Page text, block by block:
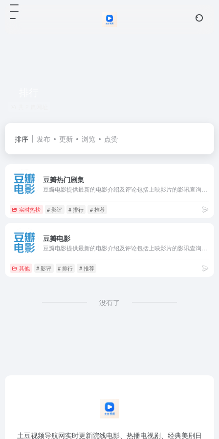
排序 发布 更新 浏览 点赞
豆瓣热门剧集
实时热榜 # 影评 # 排行 # 推荐
豆瓣电影
其他 # 影评 # 排行 # 推荐
没有了
土豆视频导航网实时更新院线电影、热播电视剧、经典美剧日